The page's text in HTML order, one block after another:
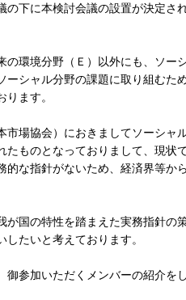
下に本検討会議の設置が決定さ
環境分野（Ｅ）以外にも、ソー
シャル分野の課題に取り組むた
ます。
場協会）におきましてソーシャ
ものとなっておりまして、現状
な指針がないため、経済界等か
国の特性を踏まえた実務指針の
たいと考えております。
参加いただくメンバーの紹介を